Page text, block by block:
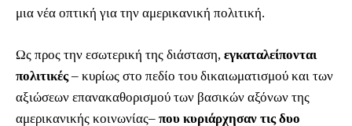
μια νέα οπτική για την αμερικανική πολιτική.
Ως προς την εσωτερική της διάσταση, εγκαταλείπονται
πολιτικές‒ κυρίως στο πεδίο του δικαιωματισμού και των
αξιώσεων επανακαθορισμού των βασικών αξόνων της
αμερικανικής κοινωνίας‒ που κυριάρχησαν τις δυο